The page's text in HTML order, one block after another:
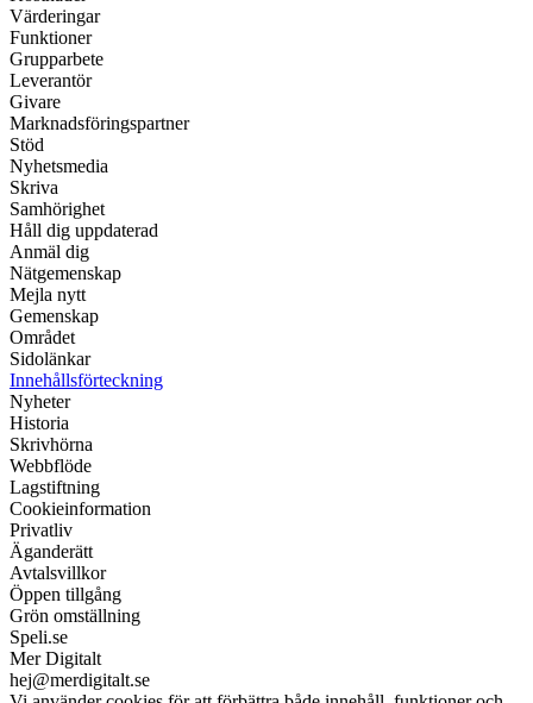
Värderingar
Funktioner
Grupparbete
Leverantör
Givare
Marknadsföringspartner
Stöd
Nyhetsmedia
Skriva
Samhörighet
Håll dig uppdaterad
Anmäl dig
Nätgemenskap
Mejla nytt
Gemenskap
Området
Sidolänkar
Innehållsförteckning
Nyheter
Historia
Skrivhörna
Webbflöde
Lagstiftning
Cookieinformation
Privatliv
Äganderätt
Avtalsvillkor
Öppen tillgång
Grön omställning
Speli.se
Mer Digitalt
hej@merdigitalt.se